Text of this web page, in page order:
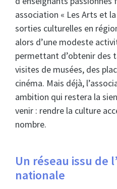
association « Les Arts et
sorties culturelles en
alors d’une modeste
permettant d’obtenir des
visites de musées, des
cinéma. Mais déjà,
ambition qui restera la
venir : rendre la culture
nombre.
Un réseau issu de
nationale